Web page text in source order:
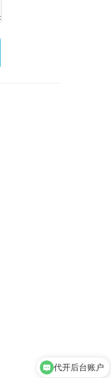
代开后台账户